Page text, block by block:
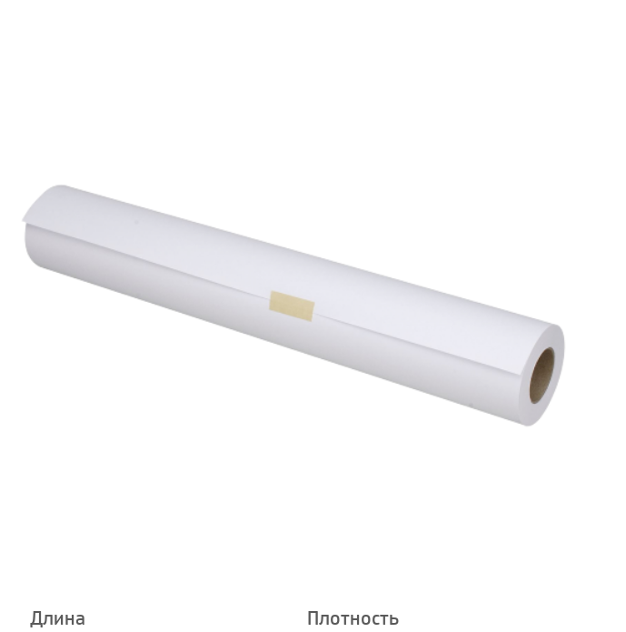
Длина Плотность